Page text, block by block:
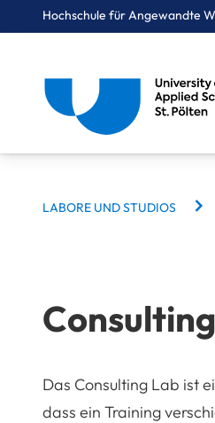
Hochschule für Angewandte
You are here:BREADCRUMBS
LABORE UND STUDIOS
Das Consulting Lab ist
dass ein Training